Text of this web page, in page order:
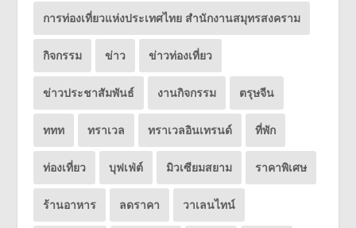
การท่องเที่ยวแห่งประเทศไทย สำนักงานสมุทรสงคราม
กิจกรรม ข่าว ข่าวท่องเที่ยว
ข่าวประชาสัมพันธ์ งานกิจกรรม ตรุษจีน
ททท ทราเวล ทราเวลอินเทรนด์ ที่พัก
ท่องเที่ยว บุฟเฟ่ต์ มิวเซียมสยาม ราคาพิเศษ
ร้านอาหาร ลดราคา วาเลนไทน์